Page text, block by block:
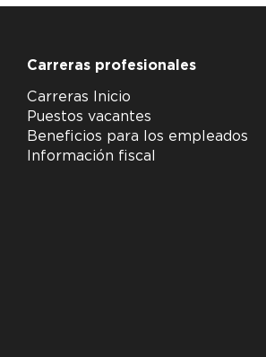
Carreras profesionales
Carreras Inicio
Puestos vacantes
Beneficios para los empleados
Información fiscal